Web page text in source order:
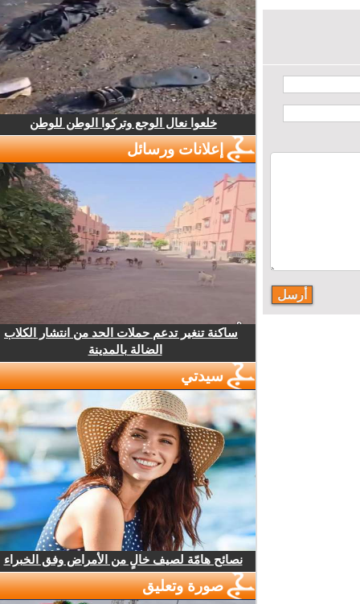
خلعوا نعال الوجع وتركوا الوطن للوطن
إعلانات ورسائل
ساكنة تنغير تدعم حملات الحد من انتشار الكلاب
الضالة بالمدينة
سيدتي
نصائح هامّة لصيف خالٍ من الأمراض وفق الخبراء
صورة وتعليق